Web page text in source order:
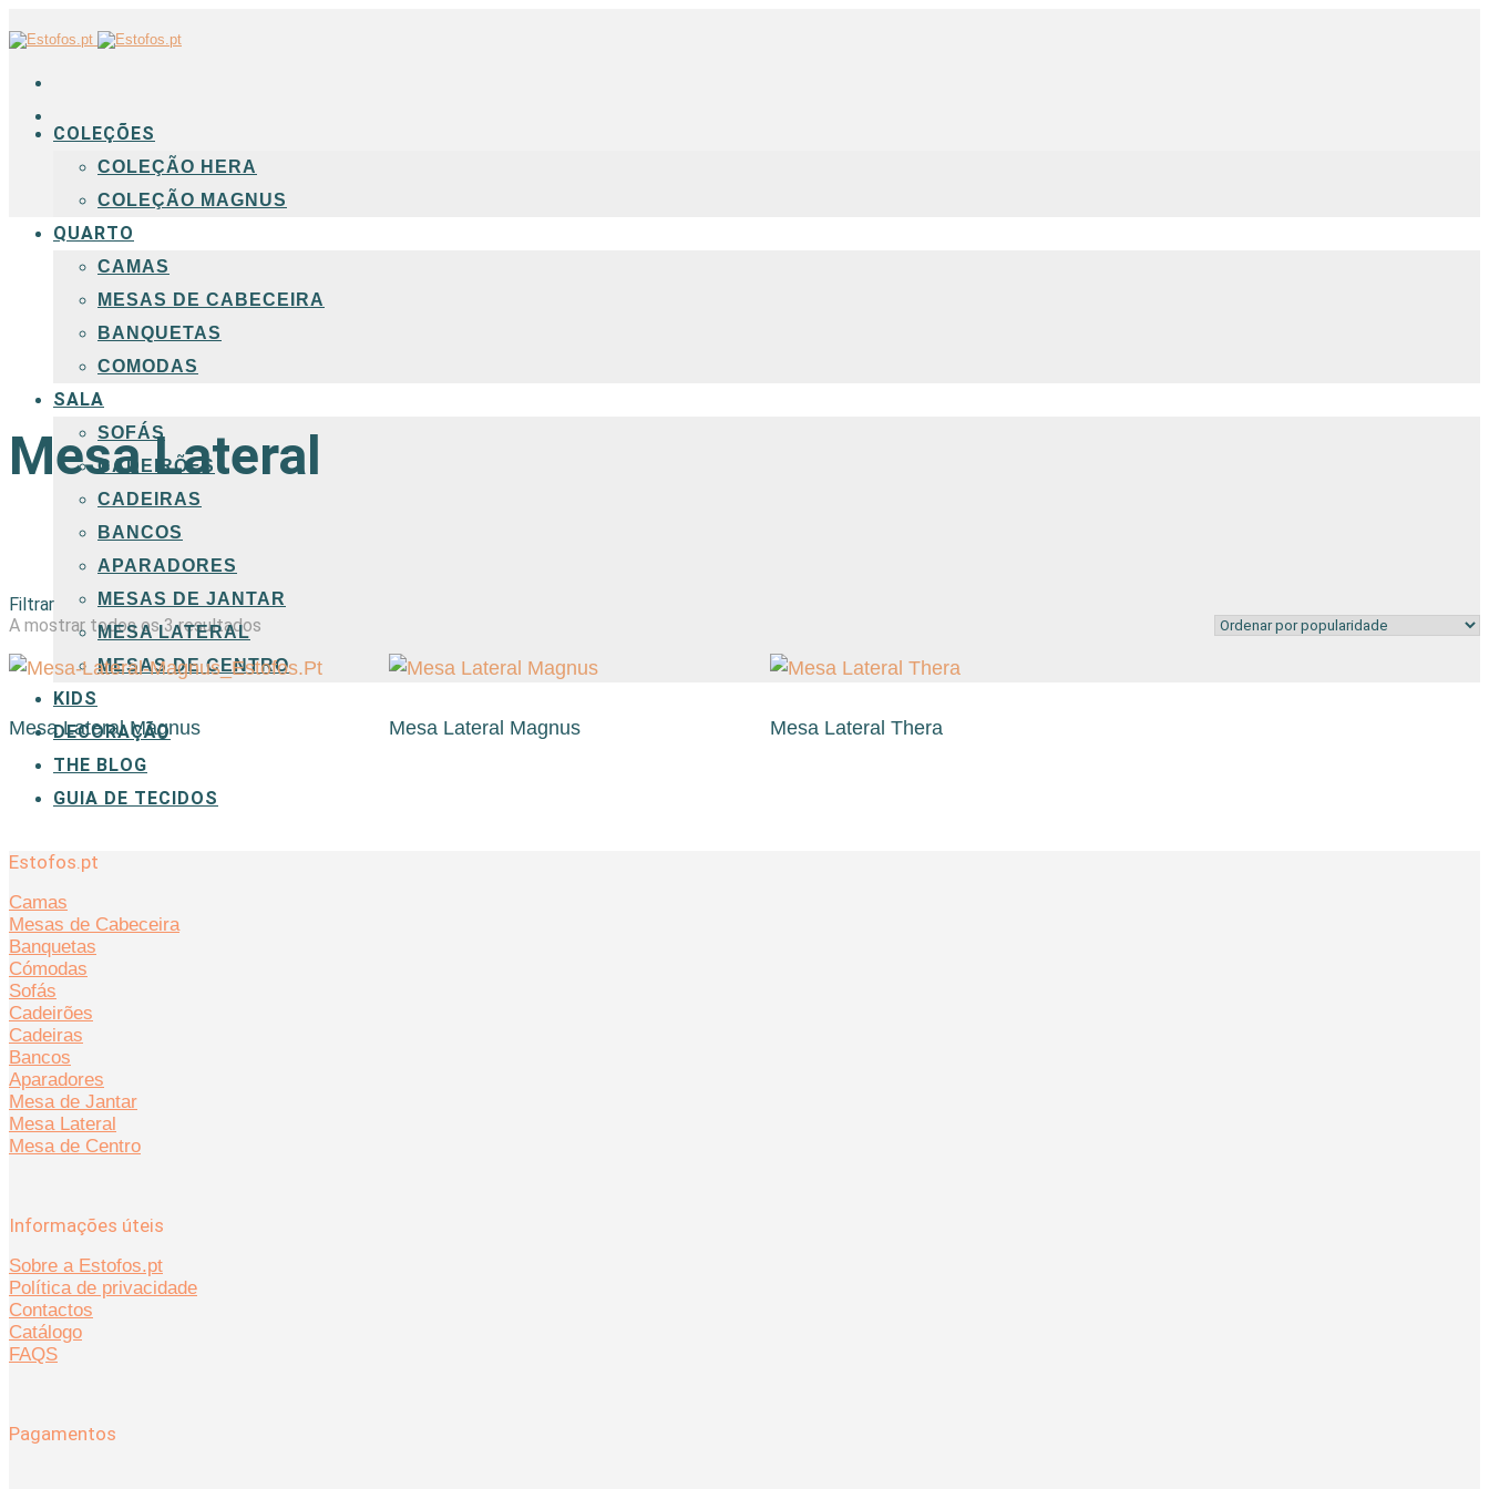
COLEÇÕES
COLEÇÃO HERA
COLEÇÃO MAGNUS
QUARTO
CAMAS
MESAS DE CABECEIRA
BANQUETAS
COMODAS
SALA
SOFÁS
CADEIRÕES
CADEIRAS
BANCOS
APARADORES
MESAS DE JANTAR
MESA LATERAL
MESAS DE CENTRO
KIDS
DECORAÇÃO
THE BLOG
GUIA DE TECIDOS
Mesa Lateral
Filtrar
A mostrar todos os 3 resultados
popularidade
Mesa Lateral Magnus Mesa Lateral Magnus Mesa Lateral Thera
Estofos.pt
Camas
Mesas de Cabeceira
Banquetas
Cómodas
Sofás
Cadeirões
Cadeiras
Bancos
Aparadores
Mesa de Jantar
Mesa Lateral
Mesa de Centro
Informações úteis
Sobre a Estofos.pt
Política de privacidade
Contactos
Catálogo
FAQS
Pagamentos